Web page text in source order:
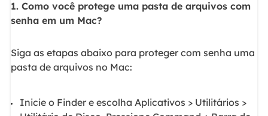
1. Como você protege uma pasta de arquivos com
senha em um Mac?
Siga as etapas abaixo para proteger com senha uma
pasta de arquivos no Mac:
Inicie o Finder e escolha Aplicativos > Utilitários >